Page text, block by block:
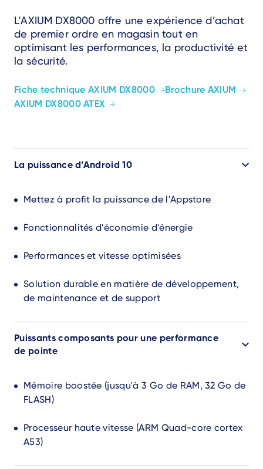
L'AXIUM DX8000 offre une expérience d’achat
de premier ordre en magasin tout en
optimisant les performances, la productivité et
la sécurité.
Fiche technique AXIUM DX8000
Brochure AXIUM
AXIUM DX8000 ATEX
La puissance d’Android 10
Mettez à profit la puissance de l'Appstore
Fonctionnalités d'économie d'énergie
Performances et vitesse optimisées
Solution durable en matière de développement,
de maintenance et de support
Puissants composants pour une performance
de pointe
Mémoire boostée (jusqu'à 3 Go de RAM, 32 Go de
FLASH)
Processeur haute vitesse (ARM Quad-core cortex
A53)